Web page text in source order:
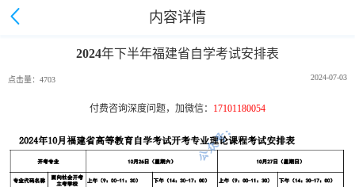
内容详情
2024年下半年福建省自学考试安排表
点击量：4703 2024-07-03
付费咨询深度问题，加微信： 17101180054